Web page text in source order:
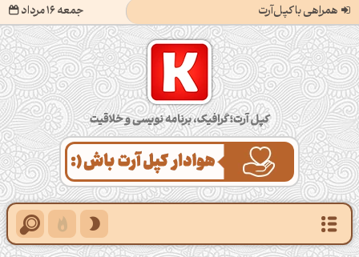
همراهی با کپل‌آرت جمعه 16 مرداد
کپل‌آرت؛ گرافیک، برنامه‌نویسی و خلاقیت